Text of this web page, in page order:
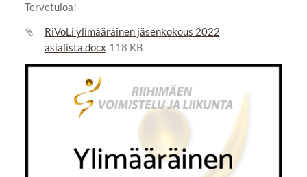
Tervetuloa!
RiVoLi ylimääräinen jäsenkokous 2022
asialista.docx 118 KB